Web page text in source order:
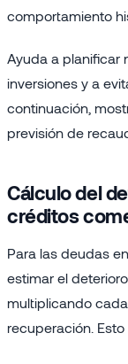
comportamiento
Ayuda a planificar
inversiones y a
continuación,
previsión de
Cálculo del
créditos
Para las deudas
estimar el
multiplicando
recuperación.